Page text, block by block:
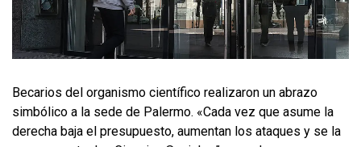
Becarios del organismo científico realizaron un abrazo
simbólico a la sede de Palermo. «Cada vez que asume la
derecha baja el presupuesto, aumentan los ataques y se la